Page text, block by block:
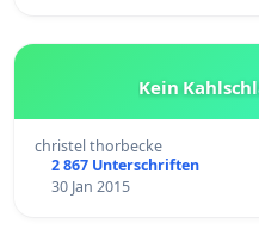
Kein
christel thorbecke
2 867 Unterschriften
30 Jan 2015